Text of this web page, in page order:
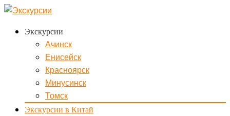
Экскурсии
Ачинск
Енисейск
Красноярск
Минусинск
Томск
Экскурсии в Китай